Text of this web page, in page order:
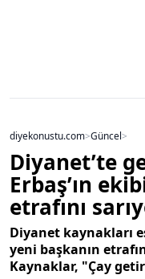
diyekonustu.com>Güncel>
Diyanet’te
Erbaş’ın
etrafını
Diyanet kaynakları
yeni başkanın
Kaynaklar, "Çay